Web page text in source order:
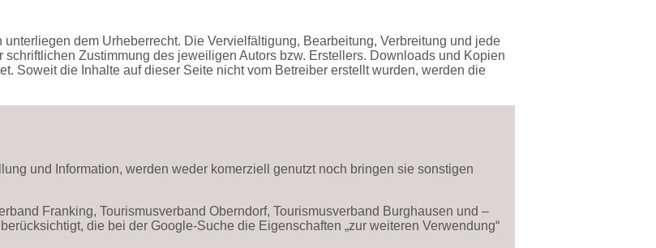
dem Urheberrecht. Die Vervielfältigung, Bearbeitung, Verbreitung und jede
Zustimmung des jeweiligen Autors bzw. Erstellers. Downloads und Kopien
Soweit die Inhalte auf dieser Seite nicht vom Betreiber erstellt wurden, werden die
und Information, werden weder komerziell genutzt noch bringen sie sonstigen
Franking, Tourismusverband Oberndorf, Tourismusverband Burghausen und –
die bei der Google-Suche die Eigenschaften „zur weiteren Verwendung“